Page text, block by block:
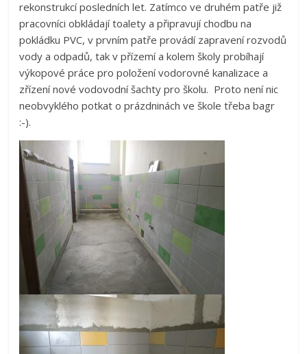
rekonstrukcí posledních let. Zatímco ve druhém patře již
pracovníci obkládají toalety a připravují chodbu na
pokládku PVC, v prvním patře provádí zapravení rozvodů
vody a odpadů, tak v přízemí a kolem školy probíhají
výkopové práce pro položení vodorovné kanalizace a
zřízení nové vodovodní šachty pro školu. Proto není nic
neobvyklého potkat o prázdninách ve škole třeba bagr
:-).